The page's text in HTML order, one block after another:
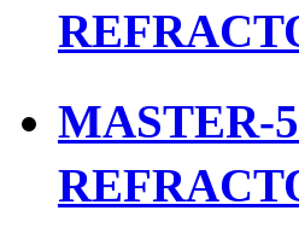
MASTER-